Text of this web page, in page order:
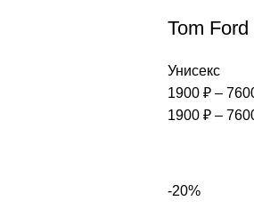
Tom
Унисекс
1900 ₽ –
1900 ₽ –
-20%